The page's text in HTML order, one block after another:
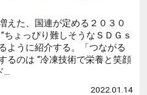
えた、国連が定める２０３０
ちょっぴり難しそうなＳＤＧｓ
ように紹介する。「つながる
のは “冷凍技術で栄養と笑顔
...
2022.01.14